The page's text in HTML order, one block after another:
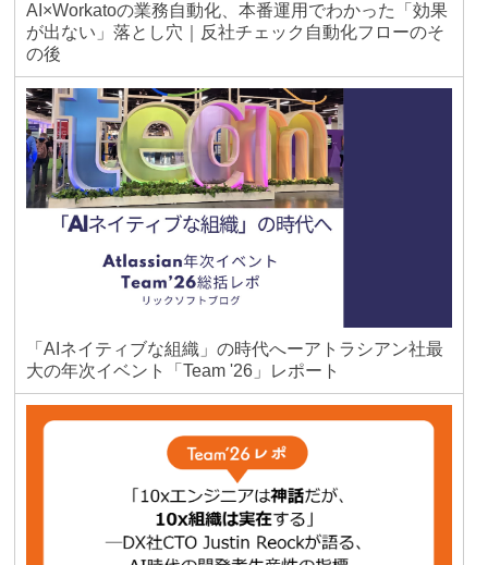
AI×Workatoの業務自動化、本番運用でわかった「効果
が出ない」落とし穴｜反社チェック自動化フローのそ
の後
「AIネイティブな組織」の時代へーアトラシアン社最
大の年次イベント「Team '26」レポート